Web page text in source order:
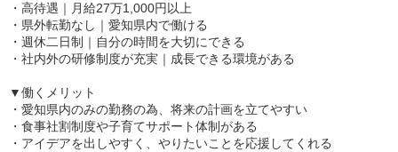
・高待遇｜月給27万1,000円以上
・県外転勤なし｜愛知県内で働ける
・週休二日制｜自分の時間を大切にできる
・社内外の研修制度が充実｜成長できる環境がある
▼働くメリット
・愛知県内のみの勤務の為、将来の計画を立てやすい
・食事社割制度や子育てサポート体制がある
・アイデアを出しやすく、やりたいことを応援してくれる